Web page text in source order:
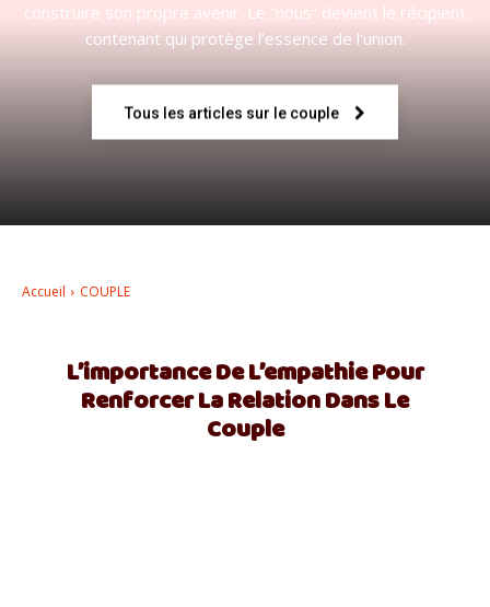
–
construire son propre avenir. Le “nous” devient le récipient
contenant qui protège l’essence de l’union.
Tous les articles sur le couple
Accueil COUPLE
L’importance De L’empathie Pour
Renforcer La Relation Dans Le
Couple